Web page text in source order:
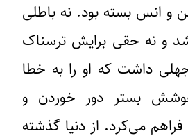
و انس بسته بود. نه باطلی
و نه حقی برایش ترسناک
داشت که او را به خطا
بستر دور خوردن و
فراهم می‌کرد. از دنیا گذشته